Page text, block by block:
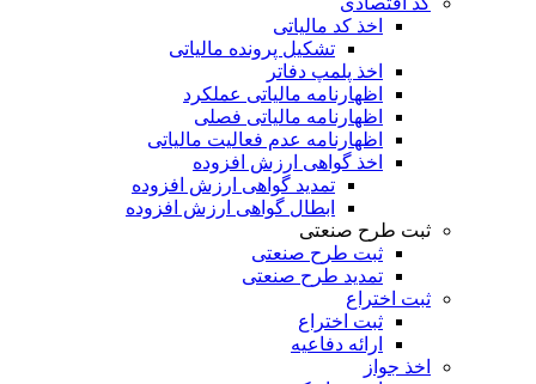
اخذ کد مالیاتی
تشکیل پرونده مالیاتی
اخذ پلمپ دفاتر
اظهارنامه مالیاتی عملکرد
اظهارنامه مالیاتی فصلی
اظهارنامه عدم فعالیت مالیاتی
اخذ گواهی ارزش افزوده
تمدید گواهی ارزش افزوده
ابطال گواهی ارزش افزوده
ثبت طرح صنعتی
ثبت طرح صنعتی
تمدید طرح صنعتی
ثبت اختراع
ثبت اختراع
ارائه دفاعیه
اخذ جواز